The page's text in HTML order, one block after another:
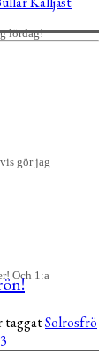
lördag!
gör jag
Och 1:a
taggatSolrosfrö